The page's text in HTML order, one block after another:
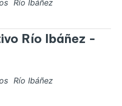
Río Ibáñez
Río Ibáñez -
Río Ibáñez